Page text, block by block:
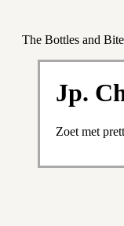
The Bottles and
Jp.
Zoet met